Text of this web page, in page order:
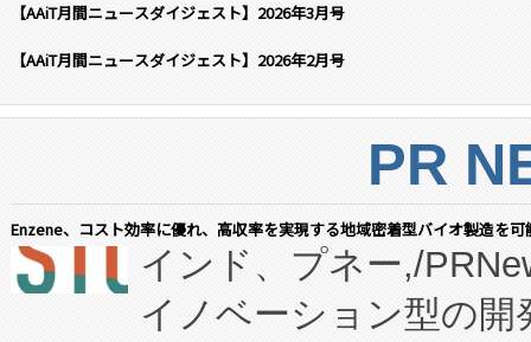
【AAiT月間ニュースダイジェスト】2026年3月号
【AAiT月間ニュースダイジェスト】2026年2月号
PR
Enzene、コスト効率に優れ、高収率を実現する地域密着型バイオ製造を
インド、プネー,/
イノベーション型の